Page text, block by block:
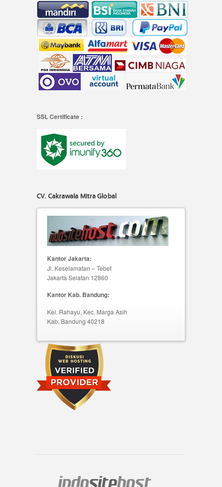
SSL Certificate :
CV. Cakrawala Mitra Global
Kantor Jakarta:
Jl. Keselamatan – Tebet
Jakarta Selatan 12860
Kantor Kab. Bandung:
Kel. Rahayu, Kec. Marga Asih
Kab. Bandung 40218